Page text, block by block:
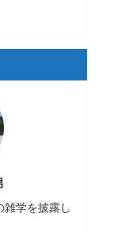
雑学を披露し